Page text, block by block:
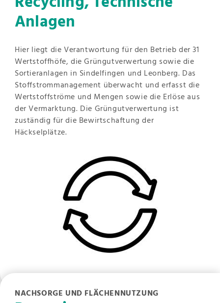
Anlagen
Hier liegt die Verantwortung für den Betrieb der 31
Wertstoffhöfe, die Grüngutverwertung sowie die
Sortieranlagen in Sindelfingen und Leonberg. Das
Stoffstrommanagement überwacht und erfasst die
Wertstoffströme und Mengen sowie die Erlöse aus
der Vermarktung. Die Grüngutverwertung ist
zuständig für die Bewirtschaftung der
Häckselplätze.
NACHSORGE UND FLÄCHENNUTZUNG